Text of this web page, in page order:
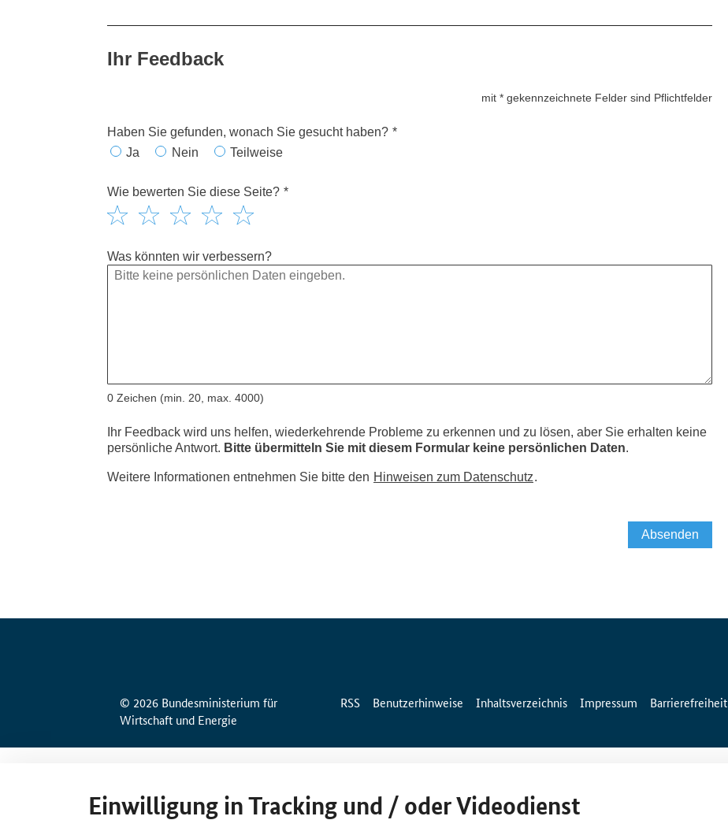
© 2026 Bundesministerium für
Wirtschaft und Energie
RSS Benutzerhinweise Inhaltsverzeichnis Impressum Barrierefreiheit
Einwilligung in Tracking und / oder Videodienst